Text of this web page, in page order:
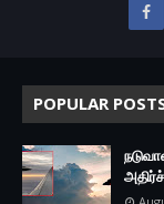
POPULAR